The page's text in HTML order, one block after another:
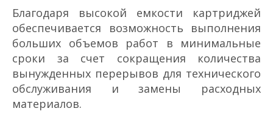
Благодаря высокой емкости картриджей
обеспечивается возможность выполнения
больших объемов работ в минимальные
сроки за счет сокращения количества
вынужденных перерывов для технического
обслуживания и замены расходных
материалов.